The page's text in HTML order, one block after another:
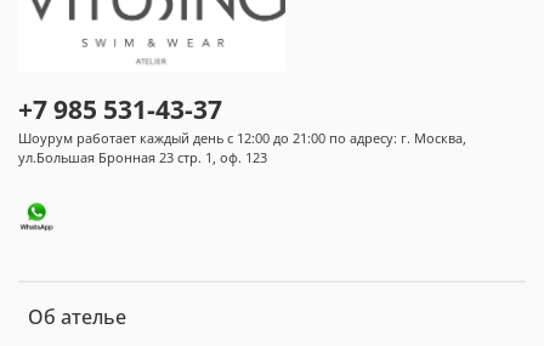
Об ателье
+7 985 531-43-37
Шоурум работает каждый день с 12:00 до 21:00 по адресу: г. Москва,
ул.Большая Бронная 23 стр. 1, оф. 123